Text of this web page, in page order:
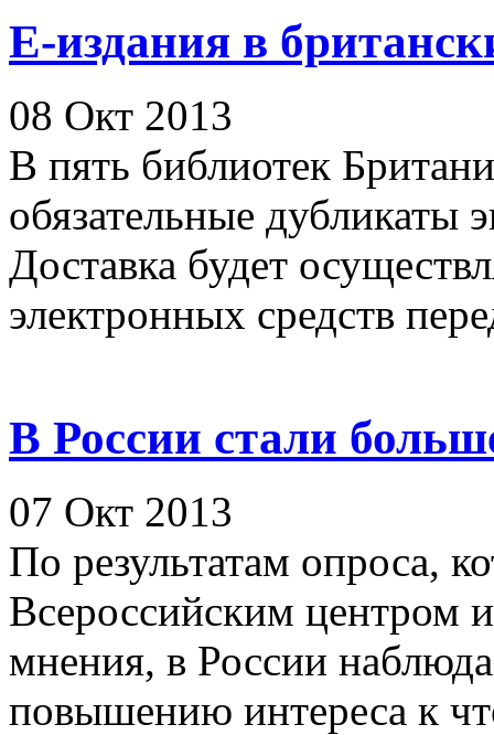
Е-издания в
08 Окт 2013
В пять библиотек
обязательные дубликаты
Доставка будет
электронных средств
В России стали
07 Окт 2013
По результатам опроса,
Всероссийским центром
мнения, в России
повышению интереса к